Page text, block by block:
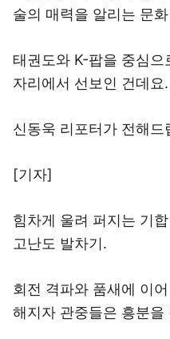
술의 매력을 알리는 문
태권도와 K-팝을 중심
자리에서 선보인 건데요.
신동욱 리포터가 전해드
[기자]
힘차게 울려 퍼지는 기
고난도 발차기.
회전 격파와 품새에 이
해지자 관중들은 흥분을